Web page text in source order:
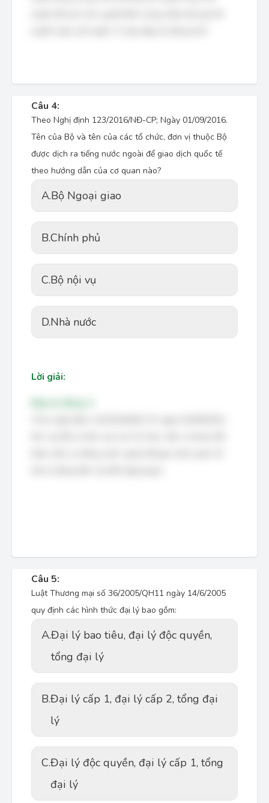
Câu 4:
Theo Nghị định 123/2016/NĐ-CP; Ngày 01/09/2016.
Tên của Bộ và tên của các tổ chức, đơn vị thuộc Bộ
được dịch ra tiếng nước ngoài để giao dịch quốc tế
theo hướng dẫn của cơ quan nào?
A.Bộ Ngoại giao
B.Chính phủ
C.Bộ nội vụ
D.Nhà nước
Lời giải:
Câu 5:
Luật Thương mại số 36/2005/QH11 ngày 14/6/2005
quy định các hình thức đại lý bao gồm:
A.Đại lý bao tiêu, đại lý độc quyền,
tổng đại lý
B.Đại lý cấp 1, đại lý cấp 2, tổng đại
lý
C.Đại lý độc quyền, đại lý cấp 1, tổng
đại lý